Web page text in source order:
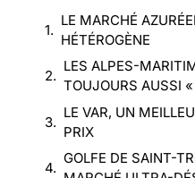
LE MARCHÉ
HÉTÉROGÈNE
LES ALPES-
TOUJOURS AUSSI
LE VAR, UN
PRIX
GOLFE DE SAINT-